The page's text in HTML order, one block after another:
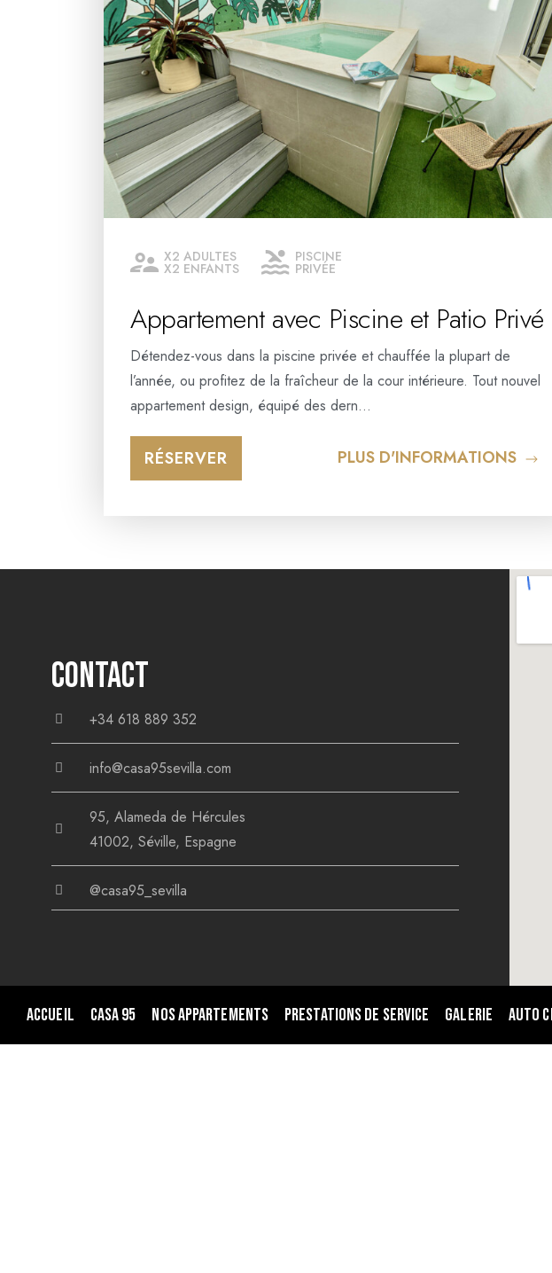
X2 ADULTES
X2 ENFANTS
PISCINE
PRIVÉE
Appartement avec Piscine et Patio Privé
Détendez-vous dans la piscine privée et chauffée la plupart de
l’année, ou profitez de la fraîcheur de la cour intérieure. Tout nouvel
appartement design, équipé des dern…
RÉSERVER PLUS D'INFORMATIONS
CONTACT
+34 618 889 352
info@casa95sevilla.com
95, Alameda de Hércules
41002, Séville, Espagne
@casa95_sevilla
Accueil Casa 95 Nos appartements Prestations de service Galerie Auto